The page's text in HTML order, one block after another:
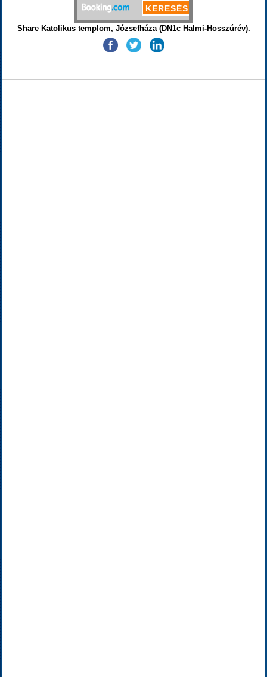
Share Katolikus templom, Józsefháza (DN1c Halmi-Hosszúrév).